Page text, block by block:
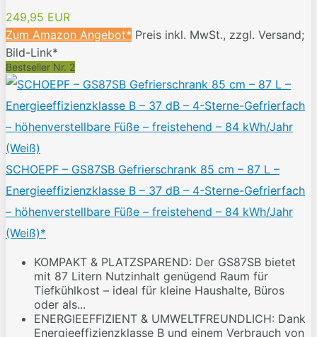
249,95 EUR
Zum Amazon Angebot* Preis inkl. MwSt., zzgl. Versand;
Bild-Link*
Bestseller Nr. 2
SCHOEPF – GS87SB Gefrierschrank 85 cm – 87 L –
Energieeffizienzklasse B – 37 dB – 4-Sterne-Gefrierfach
– höhenverstellbare Füße – freistehend – 84 kWh/Jahr
(Weiß)*
KOMPAKT & PLATZSPAREND: Der GS87SB bietet
mit 87 Litern Nutzinhalt genügend Raum für
Tiefkühlkost – ideal für kleine Haushalte, Büros
oder als...
ENERGIEEFFIZIENT & UMWELTFREUNDLICH: Dank
Energieeffizienzklasse B und einem Verbrauch von